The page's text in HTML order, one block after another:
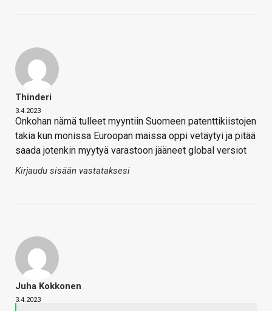
Thinderi
3.4.2023
Onkohan nämä tulleet myyntiin Suomeen patenttikiistojen
takia kun monissa Euroopan maissa oppi vetäytyi ja pitää
saada jotenkin myytyä varastoon jääneet global versiot
Kirjaudu sisään vastataksesi
Juha Kokkonen
3.4.2023